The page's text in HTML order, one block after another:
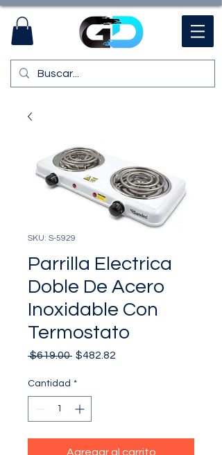
SKU: S-5929
Parrilla Electrica
Doble De Acero
Inoxidable Con
Termostato
$619.00 Precio
$482.82
Cantidad *
Agregar al carrito